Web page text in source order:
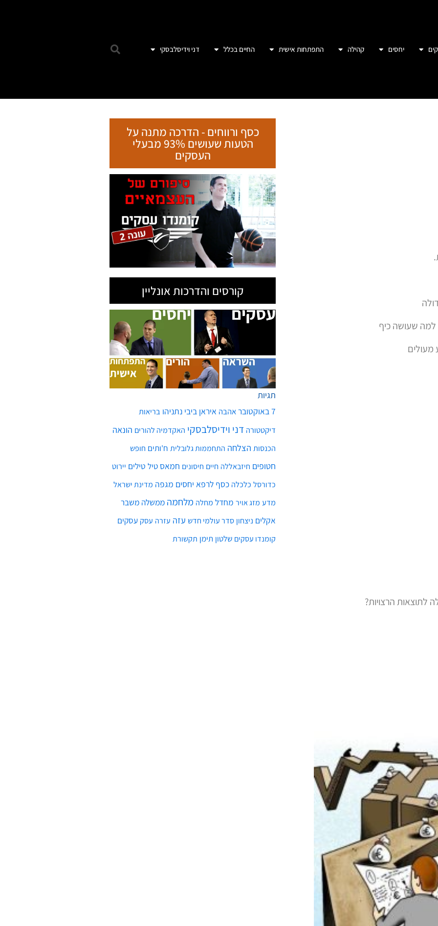
יחסים קהילה התפתחות אישית החיים בכלל דני וידיסלבסקי
שעושה כיף
מעולים
לתוצאות הרצויות?
כסף ורווחים - הדרכה מתנה על
הטעות שעושים 93% מבעלי
העסקים
קורסים והדרכות אונליין
תגיות
7 באוקטובר
אהבה איראן ביבי נתניהו בריאות
דיקטטורה דני וידיסלבסקי האקדמיה להורים הונאה
הכנסות הצלחה התחממות גלובלית ח'ותים חופש
חטופים חיזבאללה חיים חיסונים חמאס טיל טילים יירוט
כדורסל כלכלה כסף לרפא יחסים מגפה מדינת ישראל
מדע מזג אויר מחדל מחלה מלחמה ממשלה משבר
אקלים ניצחון סדר עולמי חדש עזה עזרה עסק עסקים
קומנדו עסקים שלטון תימן תקשורת
ט.ל.ח בכפוף ל